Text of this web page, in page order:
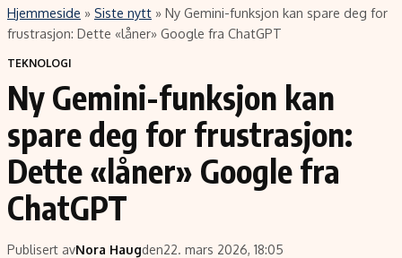
Innhold
Siste nytt
Eiendom
Energi og klima
Finans
Fritid
Hav og sjømat
Verden
Emner
Økonomi
Politikk
Selskaper
Teknologi
Hjemmeside » Siste nytt » Ny Gemini-funksjon kan spare deg for
frustrasjon: Dette «låner» Google fra ChatGPT
TEKNOLOGI
Ny Gemini-funksjon kan
spare deg for frustrasjon:
Dette «låner» Google fra
ChatGPT
Publisert avNora Haugden22. mars 2026, 18:05